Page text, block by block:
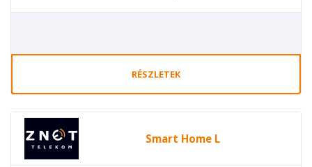
RÉSZLETEK
Smart Home L